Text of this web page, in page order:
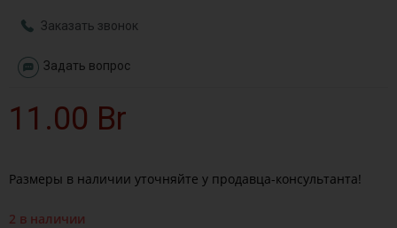
Заказать звонок
Задать вопрос
11.00 Br
Размеры в наличии уточняйте у продавца-консультанта!
2 в наличии